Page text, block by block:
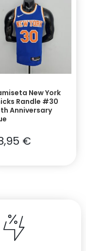
New York
Randle #30
Anniversary
€